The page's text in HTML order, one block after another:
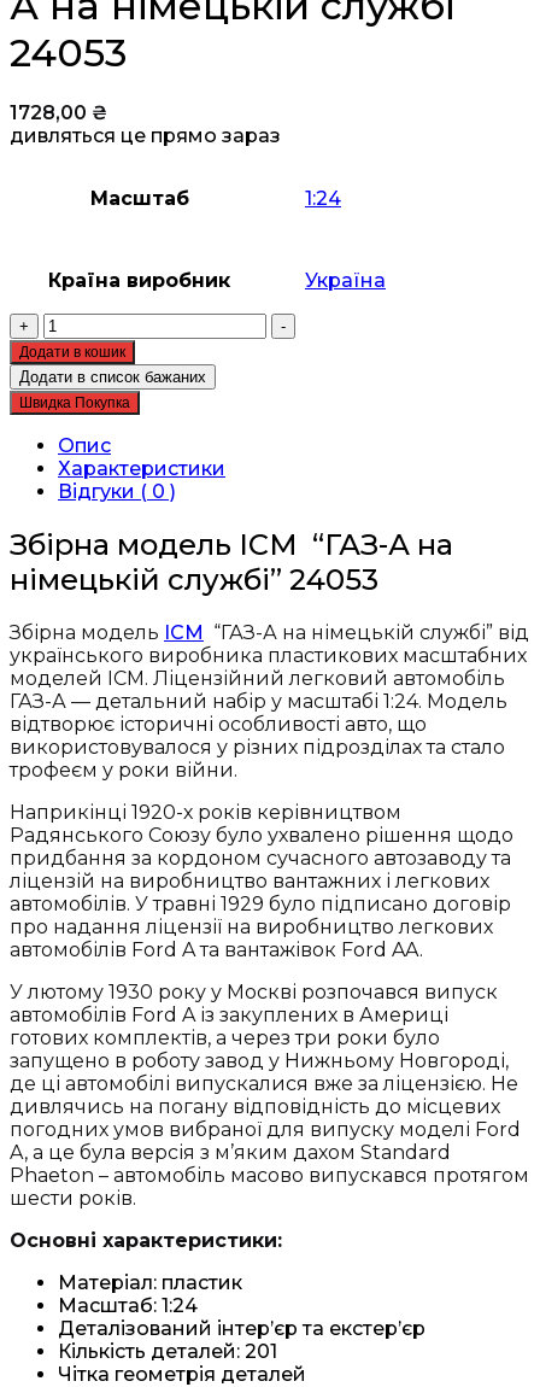
24053
1728,00 ₴
дивляться це прямо зараз
Масштаб 1:24
Країна виробник Україна
+
Збірна
модель
ICM
-
ГАЗ-
А
на
німецькій
службі
24053
кількість
-
Додати в кошик
Додати в список бажаних
Швидка Покупка
Опис
Характеристики
Відгуки ( 0 )
Збірна модель ICM “ГАЗ-А на
німецькій службі” 24053
Збірна модель ICM “ГАЗ-А на німецькій службі” від
українського виробника пластикових масштабних
моделей ICM. Ліцензійний легковий автомобіль
ГАЗ-А — детальний набір у масштабі 1:24. Модель
відтворює історичні особливості авто, що
використовувалося у різних підрозділах та стало
трофеєм у роки війни.
Наприкінці 1920-х років керівництвом
Радянського Союзу було ухвалено рішення щодо
придбання за кордоном сучасного автозаводу та
ліцензій на виробництво вантажних і легкових
автомобілів. У травні 1929 було підписано договір
про надання ліцензії на виробництво легкових
автомобілів Ford A та вантажівок Ford AA.
У лютому 1930 року у Москві розпочався випуск
автомобілів Ford A із закуплених в Америці
готових комплектів, а через три роки було
запущено в роботу завод у Нижньому Новгороді,
де ці автомобілі випускалися вже за ліцензією. Не
дивлячись на погану відповідність до місцевих
погодних умов вибраної для випуску моделі Ford
A, а це була версія з м’яким дахом Standard
Phaeton – автомобіль масово випускався протягом
шести років.
Основні характеристики:
Матеріал: пластик
Масштаб: 1:24
Деталізований інтер’єр та екстер’єр
Кількість деталей: 201
Чітка геометрія деталей